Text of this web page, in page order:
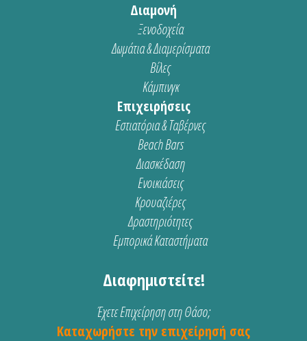
Διαμονή
Ξενοδοχεία
Δωμάτια & Διαμερίσματα
Βίλες
Κάμπινγκ
Επιχειρήσεις
Εστιατόρια & Ταβέρνες
Beach Bars
Διασκέδαση
Ενοικιάσεις
Κρουαζιέρες
Δραστηριότητες
Εμπορικά Καταστήματα
Διαφημιστείτε!
Έχετε Επιχείρηση στη Θάσο;
Καταχωρήστε την επιχείρησή σας